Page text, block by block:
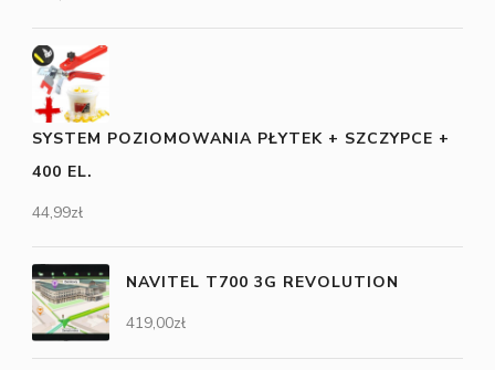
SYSTEM POZIOMOWANIA PŁYTEK + SZCZYPCE +
400 EL.
44,99zł
NAVITEL T700 3G REVOLUTION
419,00zł